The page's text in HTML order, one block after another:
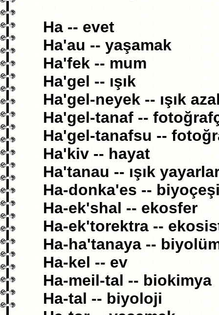
Ha -- evet
Ha'au -- yaşamak
Ha'fek -- mum
Ha'gel -- ışık
Ha'gel-neyek -- ışık
Ha'gel-tanaf --
Ha'gel-tanafsu --
Ha'kiv -- hayat
Ha'tanau -- ışık
Ha-donka'es --
Ha-ek'shal -- ekosfer
Ha-ek'torektra --
Ha-ha'tanaya --
Ha-kel -- ev
Ha-meil-tal -- biokimya
Ha-tal -- biyoloji